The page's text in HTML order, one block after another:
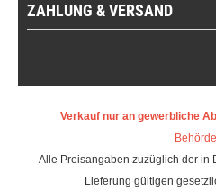
ZAHLUNG & VERSAND
Verkauf nur an gewerbliche
Alle Preisangaben zuzüglich der in
Lieferung gültigen